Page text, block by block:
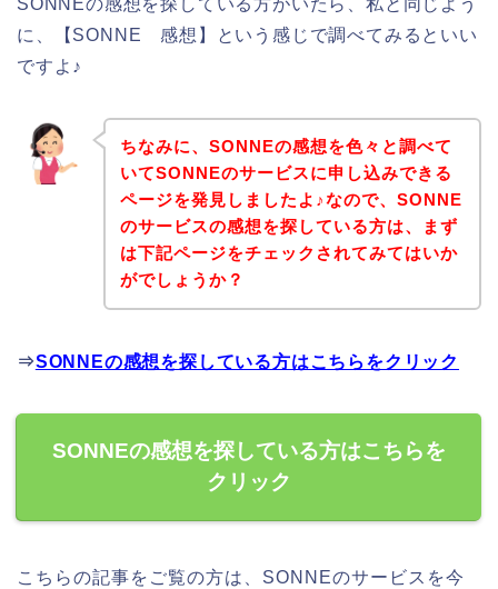
に、【SONNE 感想】という感じで調べてみるといい
ですよ♪
ちなみに、SONNEの感想を色々と調べて
いてSONNEのサービスに申し込みできる
ページを発見しましたよ♪なので、SONNE
のサービスの感想を探している方は、まず
は下記ページをチェックされてみてはいか
がでしょうか？
⇒SONNEの感想を探している方はこちらをクリック
SONNEの感想を探している方はこちらを
クリック
こちらの記事をご覧の方は、SONNEのサービスを今